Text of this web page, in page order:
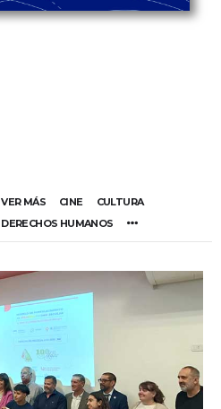
VER MÁS CINE
CULTURA
DERECHOS HUMANOS